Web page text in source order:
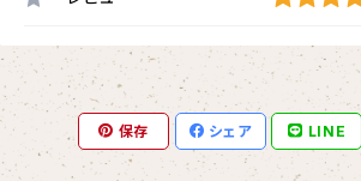
保存 シェア LINE